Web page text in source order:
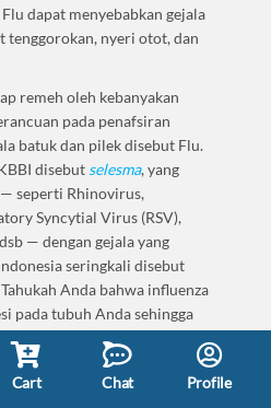
Flu dapat menyebabkan gejala
tenggorokan, nyeri otot, dan
remeh oleh kebanyakan
pada penafsiran
batuk dan pilek disebut Flu.
disebut selesma, yang
seperti Rhinovirus,
Syncytial Virus (RSV),
— dengan gejala yang
seringkali disebut
Anda bahwa influenza
pada tubuh Anda sehingga
terhadap infeksi lain?
bagaimana
Cart Chat Profile